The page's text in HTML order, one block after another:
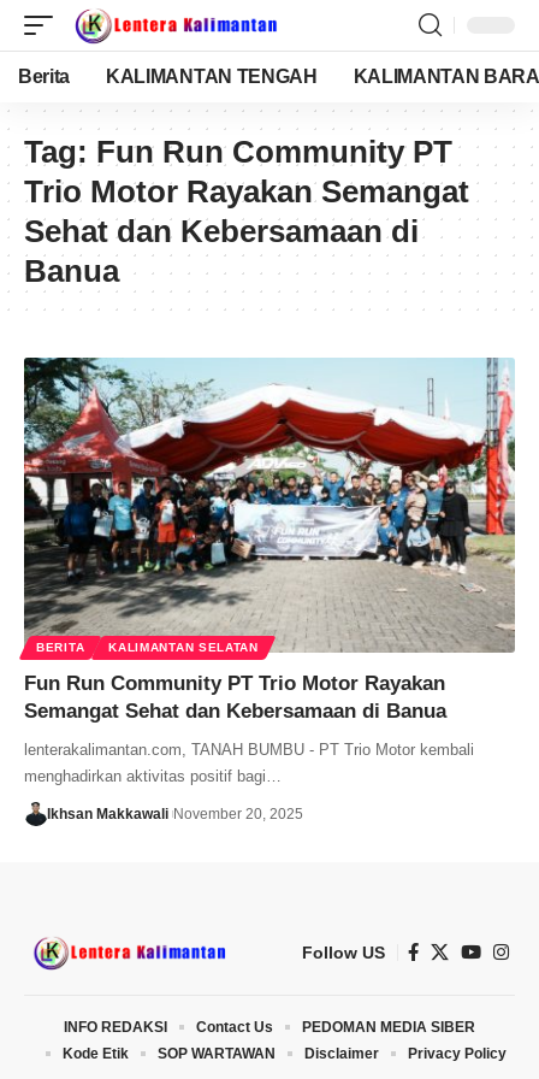
Berita KALIMANTAN TENGAH KALIMANTAN
Tag: Fun Run Community PT
Trio Motor Rayakan Semangat
Sehat dan Kebersamaan di
Banua
BERITA KALIMANTAN SELATAN
Fun Run Community PT Trio Motor Rayakan
Semangat Sehat dan Kebersamaan di Banua
lenterakalimantan.com, TANAH BUMBU - PT Trio Motor kembali
menghadirkan aktivitas positif bagi…
Ikhsan Makkawali November 20, 2025
Follow US
INFO REDAKSI Contact Us
PEDOMAN MEDIA SIBER
Kode Etik
SOP WARTAWAN Disclaimer Privacy Policy